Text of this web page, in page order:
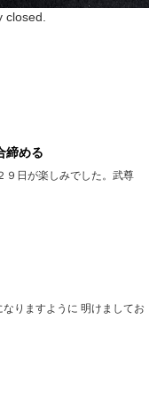
closed.
締める
９日が楽しみでした。武尊
りますように 明けましてお